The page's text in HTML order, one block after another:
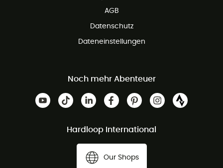
AGB
Datenschutz
Dateneinstellungen
Noch mehr Abenteuer
Hardloop International
Our Shops